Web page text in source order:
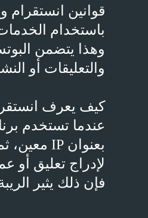
قوانين انستقرام
باستخدام الخدمات
وهذا يتضمن
والتعليقات أو
كيف يعرف
عندما تستخدم
بعنوان IP معين،
لإدراج تعليق أو
فإن ذلك يثير